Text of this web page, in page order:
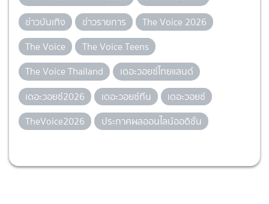
ข่าวบันเทิง
ข่าวรายการ
The Voice 2026
The Voice
The Voice Teens
The Voice Thailand
เดอะวอยซ์ไทยแลนด์
เดอะวอยซ์2026
เดอะวอยซ์ทีน
เดอะวอยซ์
TheVoice2026
ประกาศผลออนไลน์ออดิชั่น